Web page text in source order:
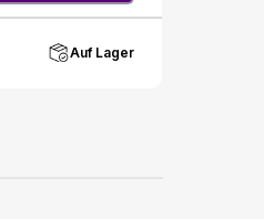
Auf Lager